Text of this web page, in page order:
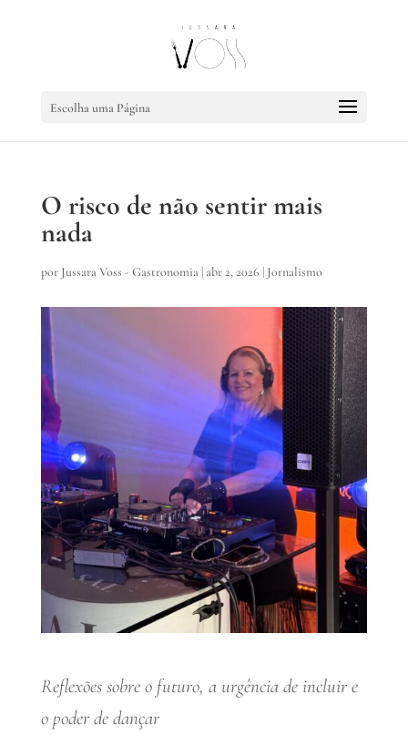
Escolha uma Página
O risco de não sentir mais
nada
por Jussara Voss - Gastronomia|abr 2, 2026 | Jornalismo
Reflexões sobre o futuro, a urgência de incluir e
o poder de dançar